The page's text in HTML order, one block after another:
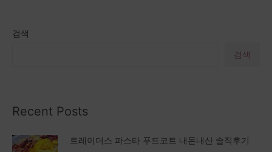
검색
검색
Recent Posts
트레이더스 파스타 푸드코트 내돈내산 솔직후기